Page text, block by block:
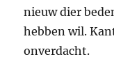
nieuw dier
hebben wil.
onverdacht.